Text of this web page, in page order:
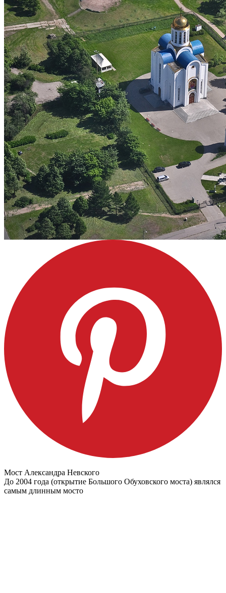
Мост Александра Невского
До 2004 года (открытие Большого Обуховского моста) являлся
самым длинным мосто